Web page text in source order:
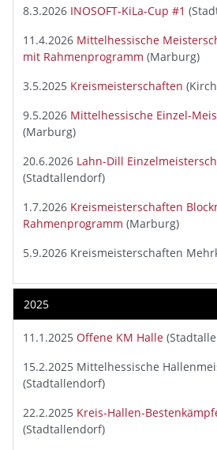
8.3.2026 INOSOFT-KiLa-Cup #1
11.4.2026 Mittelhessische
mit Rahmenprogramm (Marburg)
3.5.2025 Kreismeisterschaften
9.5.2026 Mittelhessische Einzel-
(Marburg)
20.6.2026 Lahn-Dill
(Stadtallendorf)
1.7.2026 Kreismeisterschaften
Rahmenprogramm (Marburg)
5.9.2026 Kreismeisterschaften
2025
11.1.2025 Offene KM Halle
15.2.2025 Mittelhessische
(Stadtallendorf)
22.2.2025 Kreis-Hallen-
(Stadtallendorf)